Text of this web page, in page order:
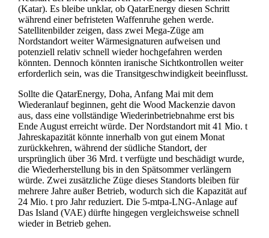
(Katar). Es bleibe unklar, ob QatarEnergy diesen Schritt
während einer befristeten Waffenruhe gehen werde.
Satellitenbilder zeigen, dass zwei Mega‑Züge am
Nordstandort weiter Wärmesignaturen aufweisen und
potenziell relativ schnell wieder hochgefahren werden
könnten. Dennoch könnten iranische Sichtkontrollen weiter
erforderlich sein, was die Transitgeschwindigkeit beeinflusst.
Sollte die QatarEnergy, Doha, Anfang Mai mit dem
Wiederanlauf beginnen, geht die Wood Mackenzie davon
aus, dass eine vollständige Wiederinbetriebnahme erst bis
Ende August erreicht würde. Der Nordstandort mit 41 Mio. t
Jahreskapazität könnte innerhalb von gut einem Monat
zurückkehren, während der südliche Standort, der
ursprünglich über 36 Mrd. t verfügte und beschädigt wurde,
die Wiederherstellung bis in den Spätsommer verlängern
würde. Zwei zusätzliche Züge dieses Standorts bleiben für
mehrere Jahre außer Betrieb, wodurch sich die Kapazität auf
24 Mio. t pro Jahr reduziert. Die 5‑mtpa‑LNG‑Anlage auf
Das Island (VAE) dürfte hingegen vergleichsweise schnell
wieder in Betrieb gehen.